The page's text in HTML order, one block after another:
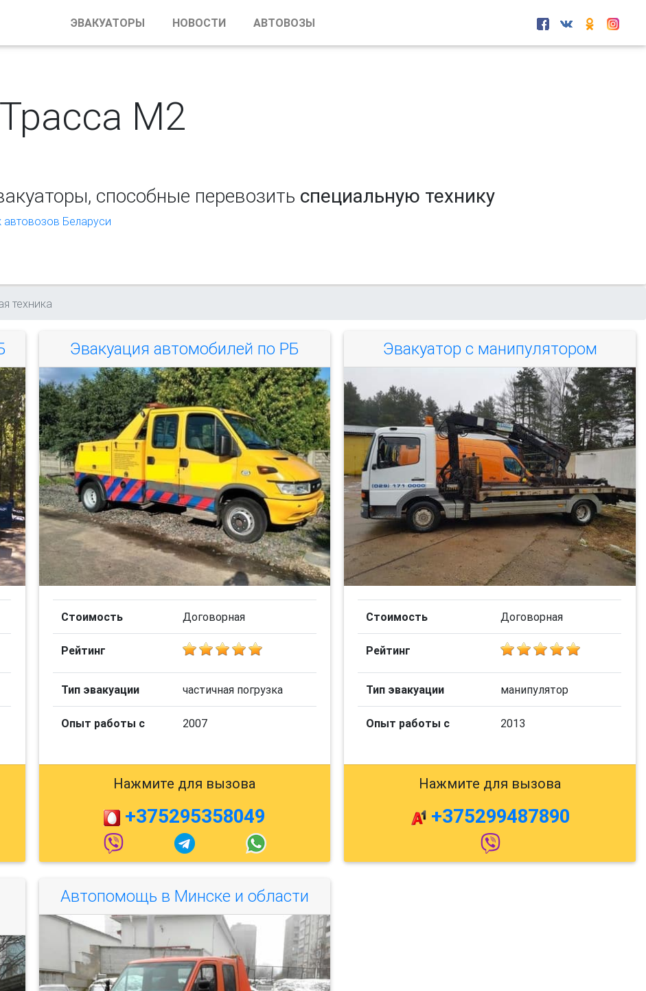
ЭВАКУАТОРЫ НОВОСТИ АВТОВОЗЫ
М2
способные перевозить специальную технику
Беларуси
техника
Эвакуация автомобилей по РБ
Стоимость Договорная
Рейтинг
Тип эвакуации частичная погрузка
Опыт работы с 2007
Нажмите для вызова
+375295358049
Автопомощь в Минске и области
Эвакуатор с манипулятором
Стоимость Договорная
Рейтинг
Тип эвакуации манипулятор
Опыт работы с 2013
Нажмите для вызова
+375299487890